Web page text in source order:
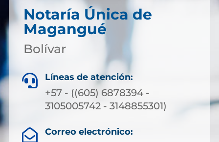
Notaría Única de
Magangué
Bolívar
 Líneas de atención:
+57 - ((605) 6878394 -
3105005742 - 3148855301)
 Correo electrónico: